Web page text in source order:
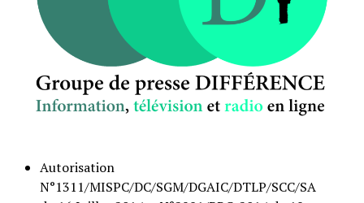
Autorisation
N°1311/MISPC/DC/SGM/DGAIC/DTLP/SCC/SA